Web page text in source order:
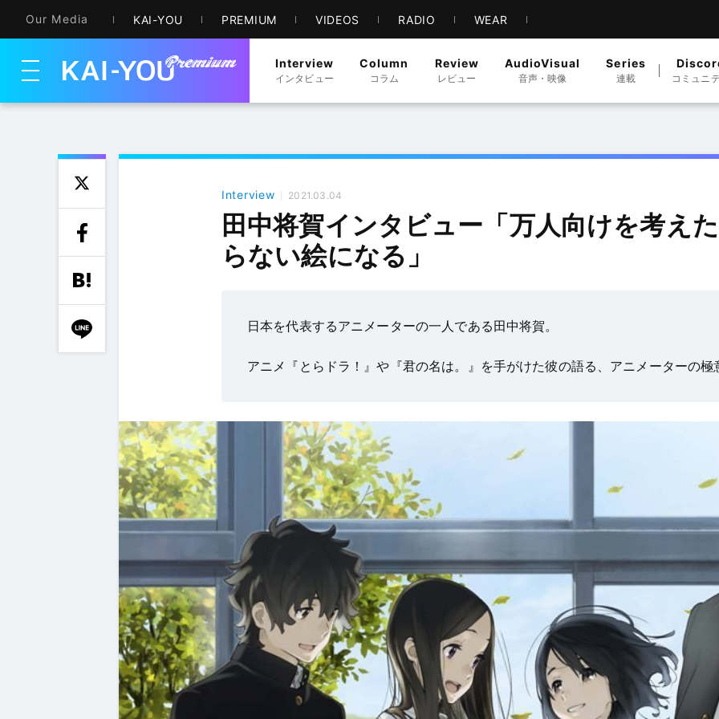
Our Media KAI-YOU PREMIUM VIDEOS RADIO WEAR
メニューを開く
Interview
インタビュー
Column
コラム
Review
レビュー
AudioVisual
音声・映像
Series
連載 コミュニ
Interview 2021.03.04
田中将賀インタビュー「万人向けを考え
らない絵になる」
日本を代表するアニメーターの一人である田中将賀。
アニメ『とらドラ！』や『君の名は。』を手がけた彼の語る、アニメーターの極